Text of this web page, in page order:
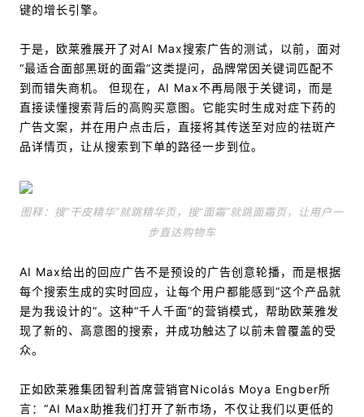
键的增长引擎。
于是，欧莱雅展开了对AI Max搜索广告的测试，以前，面对
“最适合面部黑斑的面霜”这类提问，品牌常因关键词匹配不
到而错失商机。 但现在，AI Max不再局限于关键词，而是
直接读懂搜索背后的高购买意图。它能实时生成对症下药的
广告文案，并在用户点击后，直接将其传送至对应的祛斑产
品详情页，让从搜索到下单的路径一步到位。
图释：搜“干皮精华”就跳精华页，搜“面霜”就跳面霜页，让用户一
步直达购物车
AI Max给出的回应广告不是预设的广告创意轮播，而是根据
每个搜索生成的实时回应，让每个用户都能感到“这个产品就
是为我设计的”。这种“千人千面”的营销模式，帮助欧莱雅发
现了新的、高意图的搜索，并成功触达了以前未曾覆盖的受
众。
正如欧莱雅集团智利首席营销官Nicolás Moya Engber所
言：“AI Max助推我们打开了新市场，不仅让我们以更低的